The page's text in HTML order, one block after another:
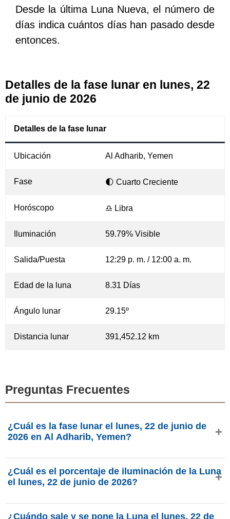
Desde la última Luna Nueva, el número de
días indica cuántos días han pasado desde
entonces.
Detalles de la fase lunar en lunes, 22
de junio de 2026
Detalles de la fase lunar
Ubicación Al Adharib, Yemen
Fase 🌓 Cuarto Creciente
Horóscopo ♎ Libra
Iluminación 59.79% Visible
Salida/Puesta 12:29 p. m. / 12:00 a. m.
Edad de la luna 8.31 Días
Ángulo lunar 29.15º
Distancia lunar 391,452.12 km
Preguntas Frecuentes
¿Cuál es la fase lunar el lunes, 22 de junio de
2026 en Al Adharib, Yemen?
Luna está en la fase Cuarto Creciente con 59.79% de
iluminación, tiene 8.31 días de edad y se encuentra en la
¿Cuál es el porcentaje de iluminación de la Luna
el lunes, 22 de junio de 2026?
¿Cuándo sale y se pone la Luna el lunes, 22 de